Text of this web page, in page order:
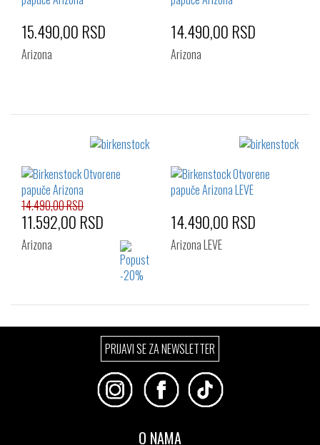
Izaberi željeni broj:
15.490,00 RSD
Arizona
Izaberi željeni broj:
42
44
45
14.490,00 RSD
Arizona
Izaberi željeni broj:
43
46
14.490,00 RSD
11.592,00 RSD
Arizona
Izaberi željeni broj:
41
44
14.490,00 RSD
Arizona LEVE
PRIJAVI SE ZA NEWSLETTER
O NAMA